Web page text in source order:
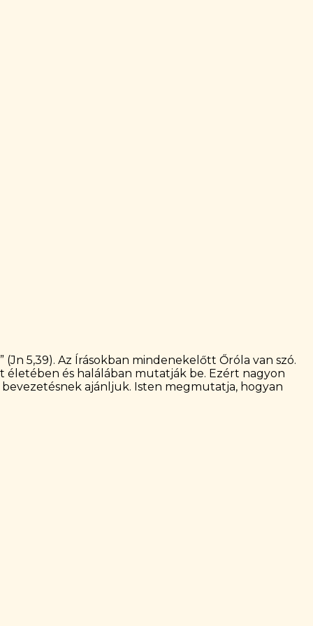
5,39). Az Írásokban mindenekelőtt Őróla van szó.
életében és halálában mutatják be. Ezért nagyon
ajánljuk. Isten megmutatja, hogyan